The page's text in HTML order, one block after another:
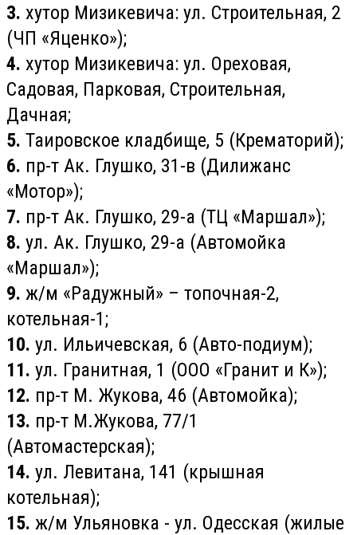
3. хутор Мизикевича: ул. Строительная, 2
(ЧП «Яценко»);
4. хутор Мизикевича: ул. Ореховая,
Садовая, Парковая, Строительная,
Дачная;
5. Таировское кладбище, 5 (Крематорий);
6. пр-т Ак. Глушко, 31-в (Дилижанс
«Мотор»);
7. пр-т Ак. Глушко, 29-а (ТЦ «Маршал»);
8. ул. Ак. Глушко, 29-а (Автомойка
«Маршал»);
9. ж/м «Радужный» – топочная-2,
котельная-1;
10. ул. Ильичевская, 6 (Авто-подиум);
11. ул. Гранитная, 1 (ООО «Гранит и К»);
12. пр-т М. Жукова, 46 (Автомойка);
13. пр-т М.Жукова, 77/1
(Автомастерская);
14. ул. Левитана, 141 (крышная
котельная);
15. ж/м Ульяновка - ул. Одесская (жилые